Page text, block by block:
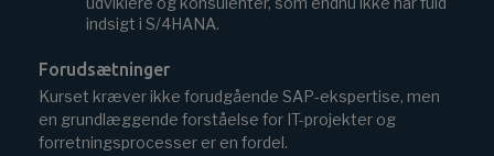
indsigt i S/4HANA.
Forudsætninger
Kurset kræver ikke forudgående SAP-ekspertise, men
en grundlæggende forståelse for IT-projekter og
forretningsprocesser er en fordel.